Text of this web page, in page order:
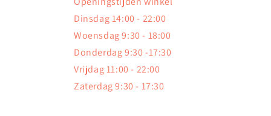
Dinsdag 14:00 - 22:00
Woensdag 9:30 - 18:00
Donderdag 9:30 -17:30
Vrijdag 11:00 - 22:00
Zaterdag 9:30 - 17:30